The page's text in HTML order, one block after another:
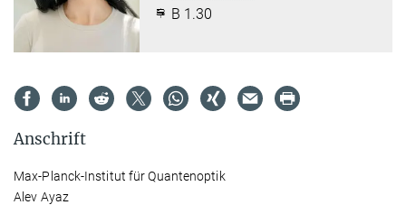
B 1.30
Anschrift
Max-Planck-Institut für Quantenoptik
Alev Ayaz